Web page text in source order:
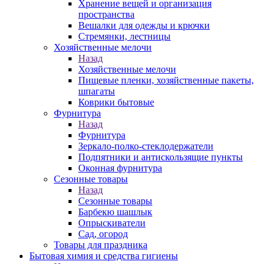
Хранение вещей и организация
пространства
Вешалки для одежды и крючки
Стремянки, лестницы
Хозяйственные мелочи
Назад
Хозяйственные мелочи
Пищевые пленки, хозяйственные пакеты,
шпагаты
Коврики бытовые
Фурнитура
Назад
Фурнитура
Зеркало-полко-стеклодержатели
Подпятники и антискользящие пункты
Оконная фурнитура
Сезонные товары
Назад
Сезонные товары
Барбекю шашлык
Опрыскиватели
Сад, огород
Товары для праздника
Бытовая химия и средства гигиены